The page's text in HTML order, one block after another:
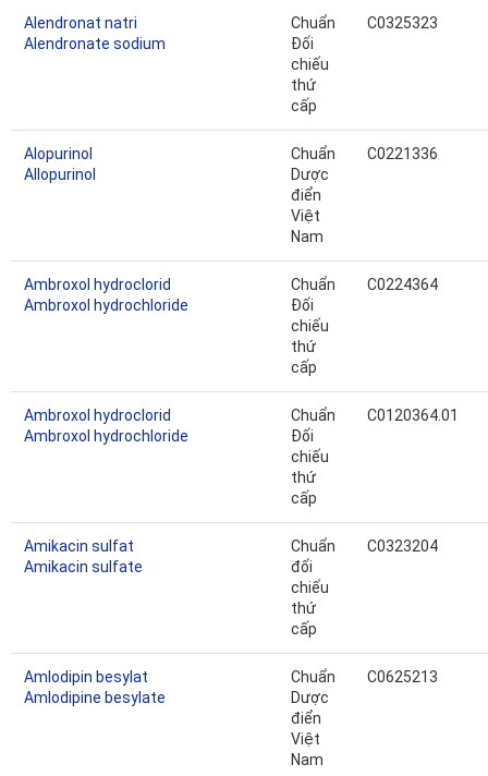
Alendronat natri
Alendronate sodium
Chuẩn
Đối
chiếu
thứ
cấp
C0325323
Alopurinol
Allopurinol
Chuẩn
Dược
điển
Việt
Nam
C0221336
Ambroxol hydroclorid
Ambroxol hydrochloride
Chuẩn
Đối
chiếu
thứ
cấp
C0224364
Ambroxol hydroclorid
Ambroxol hydrochloride
Chuẩn
Đối
chiếu
thứ
cấp
C0120364.01
Amikacin sulfat
Amikacin sulfate
Chuẩn
đối
chiếu
thứ
cấp
C0323204
Amlodipin besylat
Amlodipine besylate
Chuẩn
Dược
điển
Việt
Nam
C0625213